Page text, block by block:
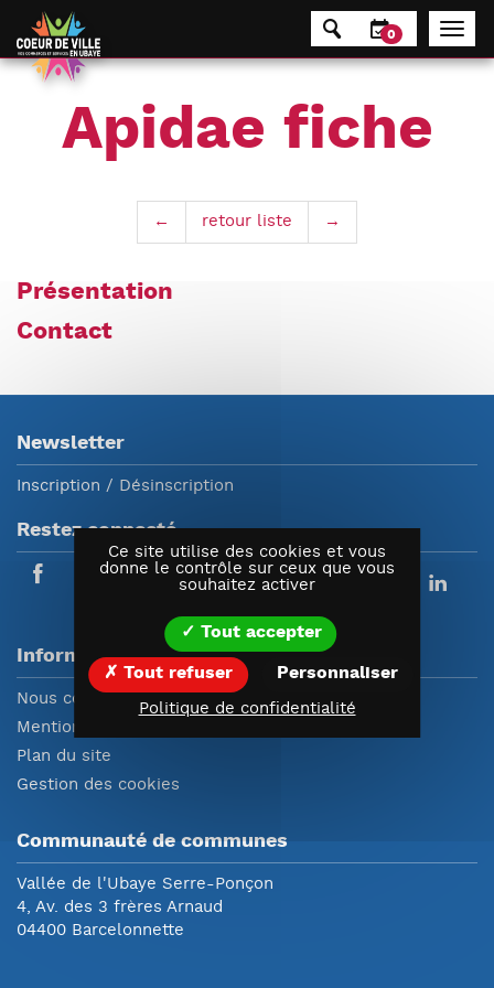
0
Apidae fiche
← retour liste →
Présentation
Contact
Newsletter
Inscription / Désinscription
Restez connecté
Informations
Nous contacter
Mentions légales
Plan du site
Gestion des cookies
Communauté de communes
Vallée de l'Ubaye Serre-Ponçon
4, Av. des 3 frères Arnaud
04400 Barcelonnette
Panneau de gestion des cookies
Ce site utilise des cookies et vous
donne le contrôle sur ceux que vous
souhaitez activer
Tout accepter
Tout refuser Personnaliser
Politique de confidentialité